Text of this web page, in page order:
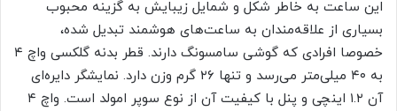
این ساعت به خاطر شکل و شمایل زیبایش به گزینه محبوب
بسیاری از علاقه‌مندان به ساعت‌های هوشمند تبدیل شده،
خصوصا افرادی که گوشی سامسونگ دارند. قطر بدنه گلکسی واچ ۴
به ۴۰ میلی‌متر می‌رسد و تنها ۲۶ گرم وزن دارد. نمایشگر دایره‌ای
آن ۱.۲ اینچی و پنل با کیفیت آن از نوع سوپر امولد است. واچ ۴